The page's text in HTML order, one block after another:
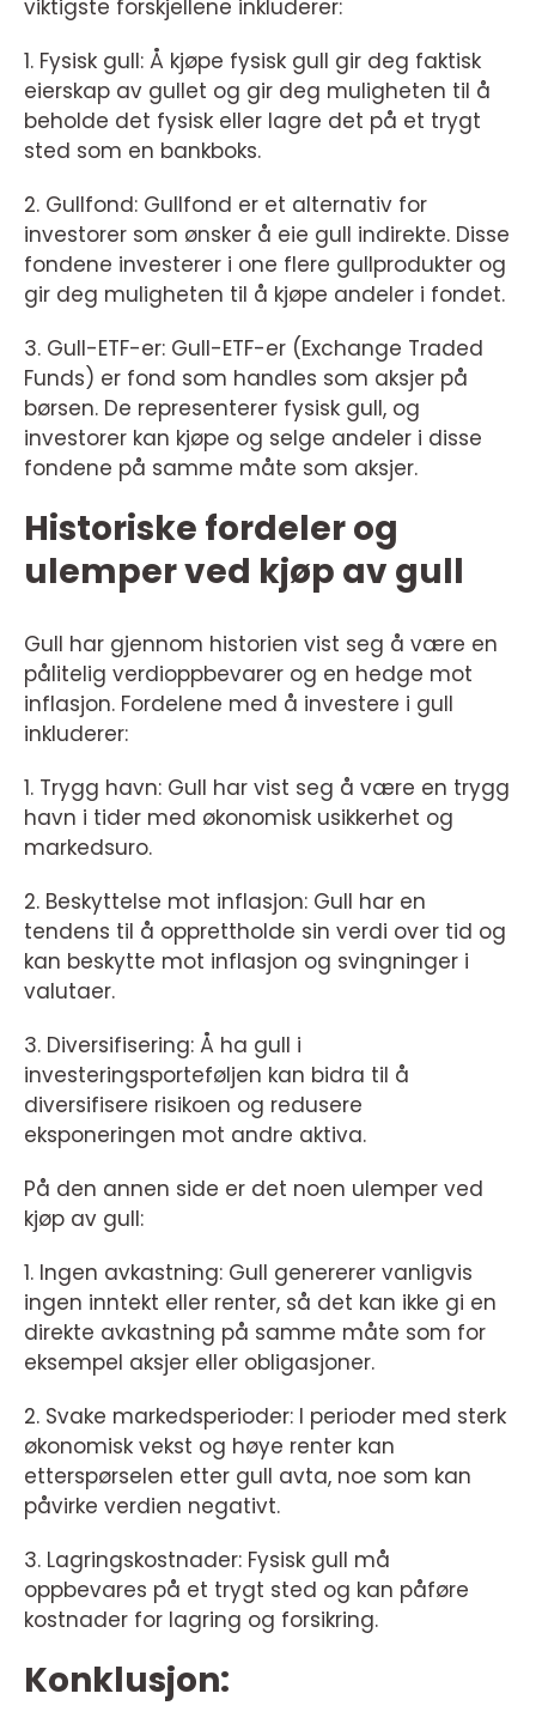
viktigste forskjellene inkluderer:
1. Fysisk gull: Å kjøpe fysisk gull gir deg faktisk
eierskap av gullet og gir deg muligheten til å
beholde det fysisk eller lagre det på et trygt
sted som en bankboks.
2. Gullfond: Gullfond er et alternativ for
investorer som ønsker å eie gull indirekte. Disse
fondene investerer i one flere gullprodukter og
gir deg muligheten til å kjøpe andeler i fondet.
3. Gull-ETF-er: Gull-ETF-er (Exchange Traded
Funds) er fond som handles som aksjer på
børsen. De representerer fysisk gull, og
investorer kan kjøpe og selge andeler i disse
fondene på samme måte som aksjer.
Historiske fordeler og
ulemper ved kjøp av gull
Gull har gjennom historien vist seg å være en
pålitelig verdioppbevarer og en hedge mot
inflasjon. Fordelene med å investere i gull
inkluderer:
1. Trygg havn: Gull har vist seg å være en trygg
havn i tider med økonomisk usikkerhet og
markedsuro.
2. Beskyttelse mot inflasjon: Gull har en
tendens til å opprettholde sin verdi over tid og
kan beskytte mot inflasjon og svingninger i
valutaer.
3. Diversifisering: Å ha gull i
investeringsporteføljen kan bidra til å
diversifisere risikoen og redusere
eksponeringen mot andre aktiva.
På den annen side er det noen ulemper ved
kjøp av gull:
1. Ingen avkastning: Gull genererer vanligvis
ingen inntekt eller renter, så det kan ikke gi en
direkte avkastning på samme måte som for
eksempel aksjer eller obligasjoner.
2. Svake markedsperioder: I perioder med sterk
økonomisk vekst og høye renter kan
etterspørselen etter gull avta, noe som kan
påvirke verdien negativt.
3. Lagringskostnader: Fysisk gull må
oppbevares på et trygt sted og kan påføre
kostnader for lagring og forsikring.
Konklusjon: